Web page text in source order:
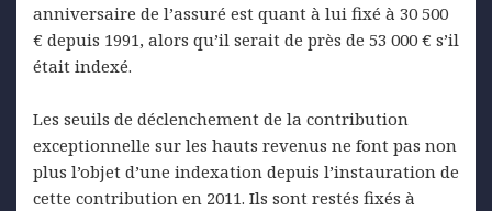
anniversaire de l’assuré est quant à lui fixé à 30 500
€ depuis 1991, alors qu’il serait de près de 53 000 € s’il
était indexé.
Les seuils de déclenchement de la contribution
exceptionnelle sur les hauts revenus ne font pas non
plus l’objet d’une indexation depuis l’instauration de
cette contribution en 2011. Ils sont restés fixés à